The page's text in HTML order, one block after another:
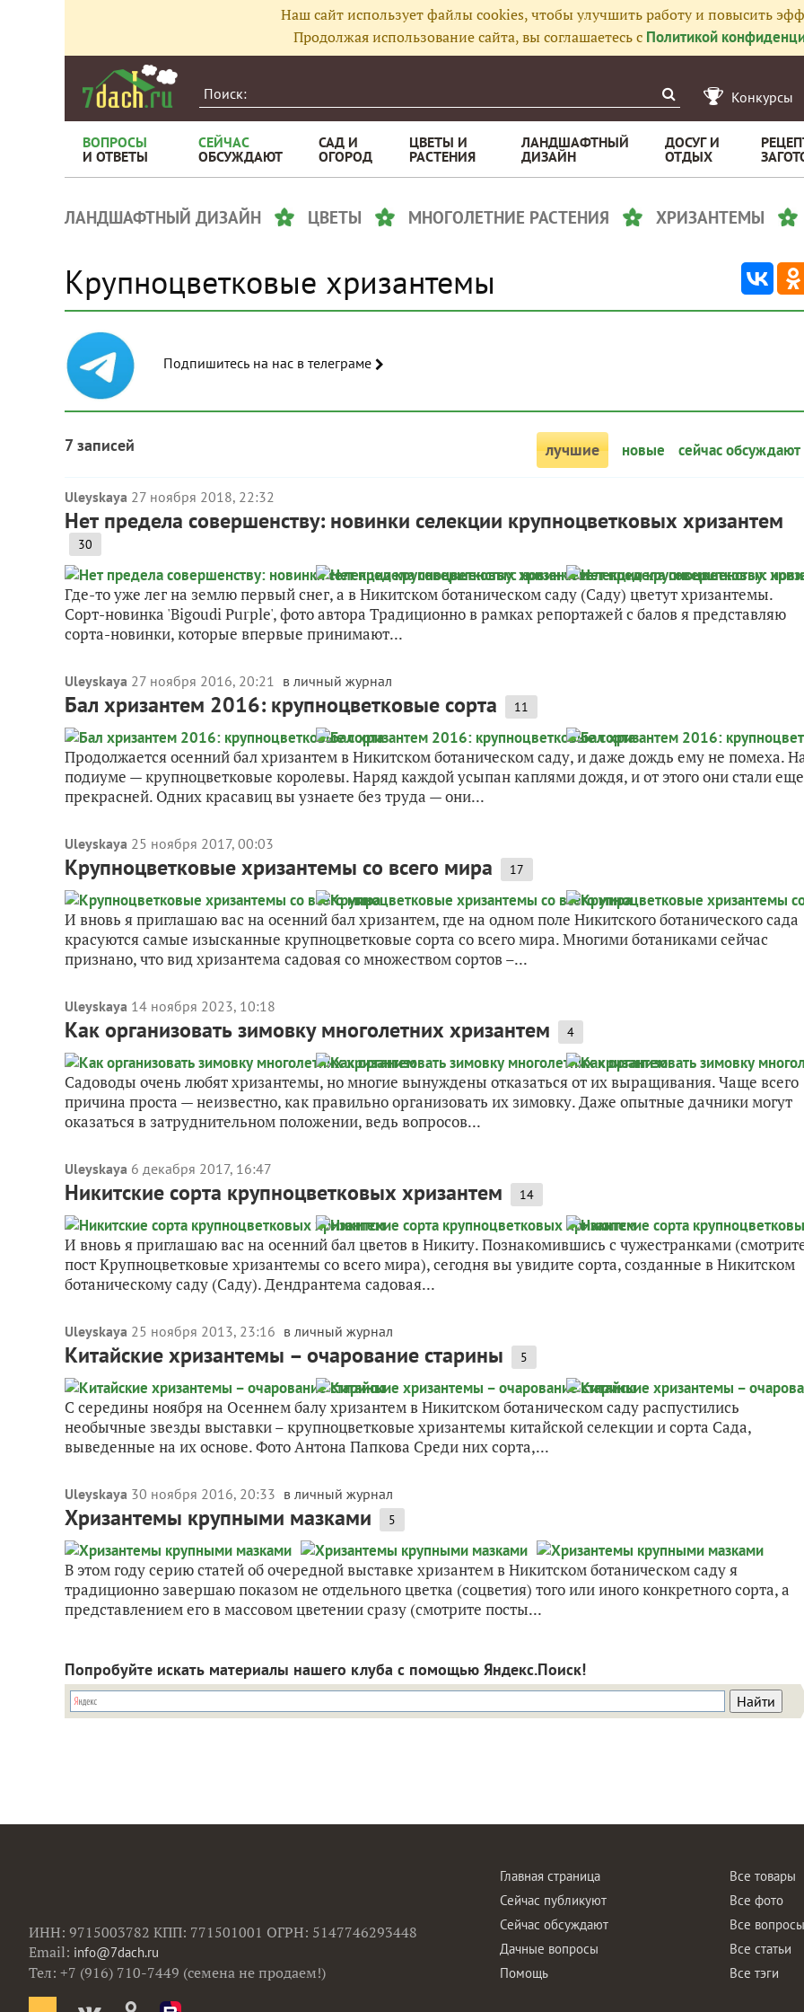
Наш сайт использует файлы cookies, чтобы улучшить работу и повысить
Продолжая использование сайта, вы соглашаетесь с Политикой
Конкурсы
ВОПРОСЫ
И ОТВЕТЫ
СЕЙЧАС
ОБСУЖДАЮТ
САД И
ОГОРОД
ЦВЕТЫ И
РАСТЕНИЯ
ЛАНДШАФТНЫЙ
ДИЗАЙН
ДОСУГ И
ОТДЫХ
ЛАНДШАФТНЫЙ ДИЗАЙН ЦВЕТЫ МНОГОЛЕТНИЕ РАСТЕНИЯ ХРИЗАНТЕМЫ
Крупноцветковые хризантемы
Подпишитесь на нас в телеграме
7 записей лучшие новые сейчас обсуждают
Uleyskaya 27 ноября 2018, 22:32
Нет предела совершенству: новинки селекции крупноцветковых хризантем
30
Где-то уже лег на землю первый снег, а в Никитском ботаническом саду (Саду) цветут хризантемы.
Сорт-новинка 'Bigoudi Purple', фото автора Традиционно в рамках репортажей с балов я представляю
сорта-новинки, которые впервые принимают...
Uleyskaya 27 ноября 2016, 20:21 в личный журнал
Бал хризантем 2016: крупноцветковые сорта 11
Продолжается осенний бал хризантем в Никитском ботаническом саду, и даже дождь ему не помеха.
подиуме — крупноцветковые королевы. Наряд каждой усыпан каплями дождя, и от этого они стали еще
прекрасней. Одних красавиц вы узнаете без труда — они...
Uleyskaya 25 ноября 2017, 00:03
Крупноцветковые хризантемы со всего мира 17
И вновь я приглашаю вас на осенний бал хризантем, где на одном поле Никитского ботанического сада
красуются самые изысканные крупноцветковые сорта со всего мира. Многими ботаниками сейчас
признано, что вид хризантема садовая со множеством сортов –...
Uleyskaya 14 ноября 2023, 10:18
Как организовать зимовку многолетних хризантем 4
Садоводы очень любят хризантемы, но многие вынуждены отказаться от их выращивания. Чаще всего
причина проста — неизвестно, как правильно организовать их зимовку. Даже опытные дачники могут
оказаться в затруднительном положении, ведь вопросов...
Uleyskaya 6 декабря 2017, 16:47
Никитские сорта крупноцветковых хризантем 14
И вновь я приглашаю вас на осенний бал цветов в Никиту. Познакомившись с чужестранками
пост Крупноцветковые хризантемы со всего мира), сегодня вы увидите сорта, созданные в Никитском
ботаническому саду (Саду). Дендрантема садовая...
Uleyskaya 25 ноября 2013, 23:16 в личный журнал
Китайские хризантемы – очарование старины 5
С середины ноября на Осеннем балу хризантем в Никитском ботаническом саду распустились
необычные звезды выставки – крупноцветковые хризантемы китайской селекции и сорта Сада,
выведенные на их основе. Фото Антона Папкова Среди них сорта,...
Uleyskaya 30 ноября 2016, 20:33 в личный журнал
Хризантемы крупными мазками 5
В этом году серию статей об очередной выставке хризантем в Никитском ботаническом саду я
традиционно завершаю показом не отдельного цветка (соцветия) того или иного конкретного сорта, а
представлением его в массовом цветении сразу (смотрите посты...
Попробуйте искать материалы нашего клуба с помощью Яндекс.Поиск!
ИНН: 9715003782 КПП: 771501001 ОГРН: 5147746293448
Email: info@7dach.ru
Тел: +7 (916) 710-7449 (семена не продаем!)
Главная страница
Сейчас публикуют
Сейчас обсуждают
Дачные вопросы
Помощь
Все товары
Все фото
Все вопросы
Все статьи
Все тэги